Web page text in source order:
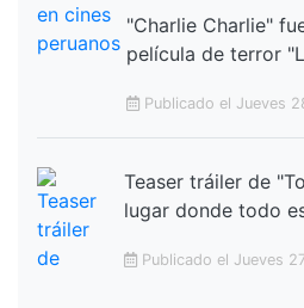
"Charlie Charlie"
película de terror
Publicado el Jueves
Teaser tráiler de
lugar donde todo
Publicado el Jueves